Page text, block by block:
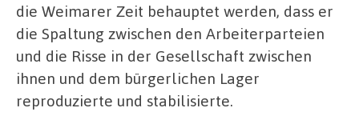
die Weimarer Zeit behauptet werden, dass er
die Spaltung zwischen den Arbeiterparteien
und die Risse in der Gesellschaft zwischen
ihnen und dem bürgerlichen Lager
reproduzierte und stabilisierte.